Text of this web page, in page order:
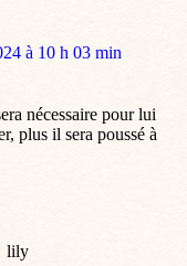
à 10 h 03 min
nécessaire pour lui
plus il sera poussé à
lily